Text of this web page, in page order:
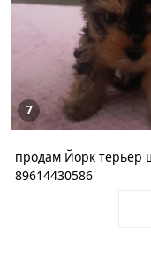
7
продам Йорк терьер
89614430586